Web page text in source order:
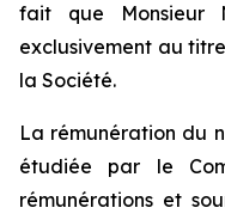
fait que Monsieur
exclusivement au
la Société.
La rémunération du
étudiée par le
rémunérations et